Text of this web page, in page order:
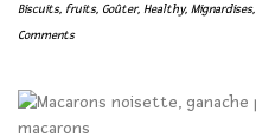
Biscuits, fruits, Goûter, Healthy, Mignardises,
Comments